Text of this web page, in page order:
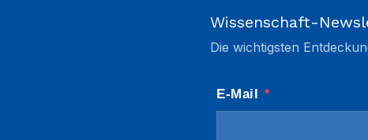
Wissenschaft-
Die wichtigsten